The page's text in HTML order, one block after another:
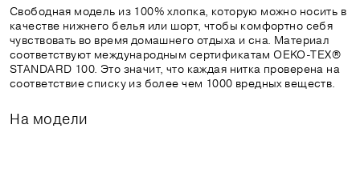
Свободная модель из 100% хлопка, которую можно носить в
качестве нижнего белья или шорт, чтобы комфортно себя
чувствовать во время домашнего отдыха и сна. Материал
соответствуют международным сертификатам OEKO-TEX®
STANDARD 100. Это значит, что каждая нитка проверена на
соответствие списку из более чем 1000 вредных веществ.
На модели